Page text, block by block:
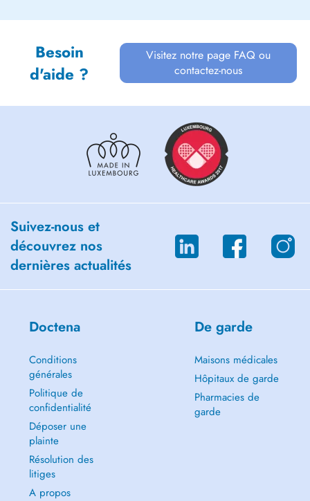
Besoin
d'aide ?
Visitez notre page FAQ ou
contactez-nous
Suivez-nous et
découvrez nos
dernières actualités
Doctena
Conditions
générales
Politique de
confidentialité
Déposer une
plainte
Résolution des
litiges
A propos
De garde
Maisons médicales
Hôpitaux de garde
Pharmacies de
garde